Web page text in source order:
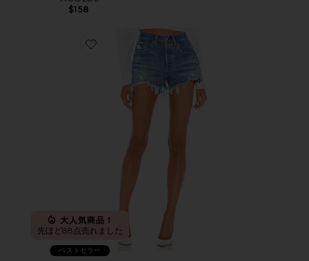
$158
Favorite 501 ORIGINAL デニムショートパンツ
大人気商品！
先ほど88点売れました
ベストセラー